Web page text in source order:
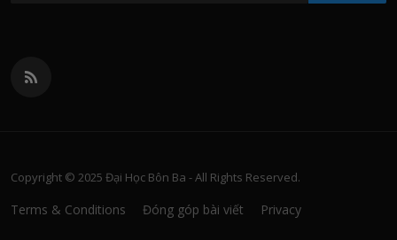
Copyright © 2025 Đại Học Bôn Ba - All Rights Reserved.
Terms & Conditions Đóng góp bài viết Privacy